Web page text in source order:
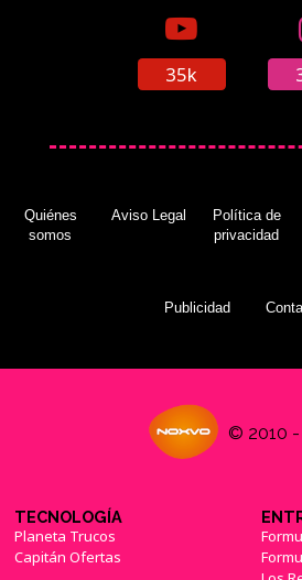
35k
Quiénes
somos
Aviso Legal
Política de
privacidad
Publicidad
© 2010 -
TECNOLOGÍA
Planeta Trucos
Capitán Ofertas